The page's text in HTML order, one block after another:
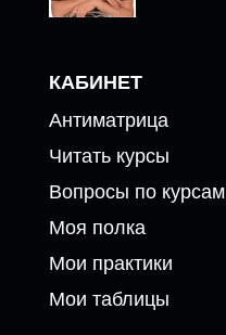
КАБИНЕТ
Антиматрица
Читать курсы
Вопросы по курсам
Моя полка
Мои практики
Мои таблицы